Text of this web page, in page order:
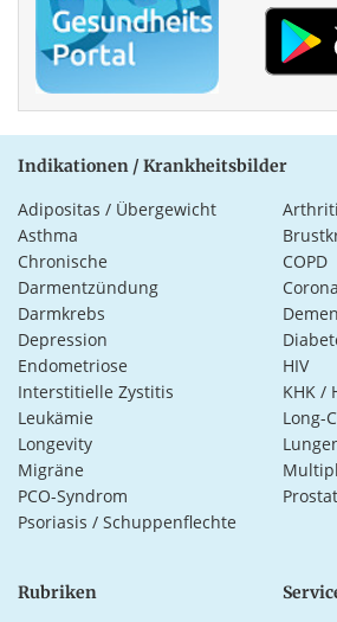
Indikationen / Krankheitsbilder
Adipositas / Übergewicht
Asthma
Chronische
Darmentzündung
COPD
Corona
Darmkrebs
Depression
Endometriose
HIV
Interstitielle Zystitis
KHK /
Leukämie
Long-
Longevity
Migräne
PCO-Syndrom
Psoriasis / Schuppenflechte
Rubriken